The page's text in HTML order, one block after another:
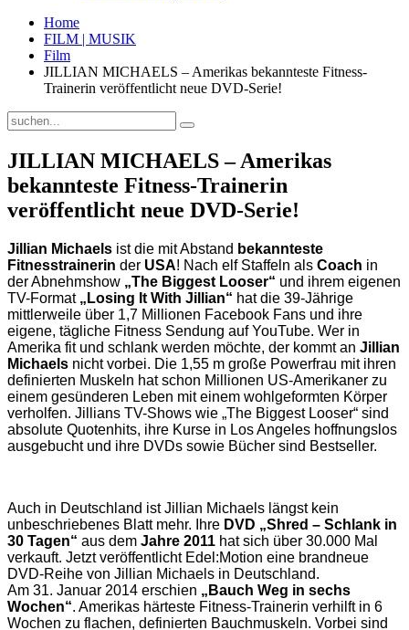
Home
FILM | MUSIK
Film
JILLIAN MICHAELS – Amerikas bekannteste Fitness-
Trainerin veröffentlicht neue DVD-Serie!
JILLIAN MICHAELS – Amerikas
bekannteste Fitness-Trainerin
veröffentlicht neue DVD-Serie!
Jillian Michaels ist die mit Abstand bekannteste
Fitnesstrainerin der USA! Nach elf Staffeln als Coach in
der Abnehmshow „The Biggest Looser“ und ihrem eigenen
TV-Format „Losing It With Jillian“ hat die 39-Jährige
mittlerweile über 1,7 Millionen Facebook Fans und ihre
eigene, tägliche Fitness Sendung auf YouTube. Wer in
Amerika fit und schlank werden möchte, der kommt an Jillian
Michaels nicht vorbei. Die 1,55 m große Powerfrau mit ihren
definierten Muskeln hat schon Millionen US-Amerikaner zu
einem gesünderen Leben mit einem wohlgeformten Körper
verholfen. Jillians TV-Shows wie „The Biggest Looser“ sind
absolute Quotenhits, ihre Kurse in Los Angeles hoffnungslos
ausgebucht und ihre DVDs sowie Bücher sind Bestseller.
Auch in Deutschland ist Jillian Michaels längst kein
unbeschriebenes Blatt mehr. Ihre DVD „Shred – Schlank in
30 Tagen“ aus dem Jahre 2011 hat sich über 30.000 Mal
verkauft. Jetzt veröffentlicht Edel:Motion eine brandneue
DVD-Reihe von Jillian Michaels in Deutschland.
Am 31. Januar 2014 erschien „Bauch Weg in sechs
Wochen“. Amerikas härteste Fitness-Trainerin verhilft in 6
Wochen zu flachen, definierten Bauchmuskeln. Vorbei sind